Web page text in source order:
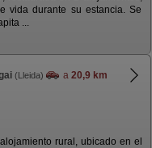
vida durante su estancia. Se
...
(Lleida) a 20,9 km
rural, ubicado en el